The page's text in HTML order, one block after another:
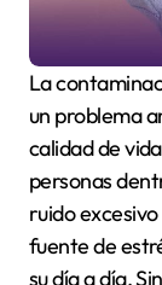
La contaminación acústica en Antofagasta no es solo
un problema
calidad de
personas
ruido
fuente de
su día a día.